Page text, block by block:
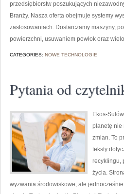
przedsiębiorstw poszukujących
Branży. Nasza oferta obejmuje systemy
zastosowaniach. Dostarczamy maszyny,
powierzchni, usuwaniem powłok oraz
CATEGORIES: NOWE TECHNOLOGIE
Pytania od
Ekos-
planetę nie
zmian. To
teksty
recyklingu,
życia.
wyzwania środowiskowe, ale